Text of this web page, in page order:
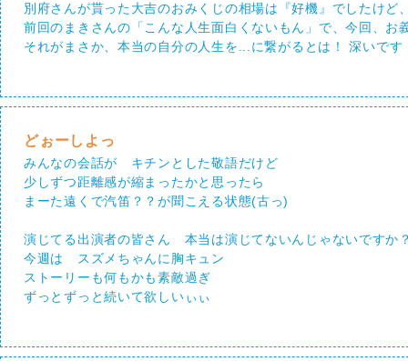
別府さんが貰った大吉のおみくじの相場は『好機』でしたけど
前回のまきさんの「こんな人生面白くないもん」で、今回、お
それがまさか、本当の自分の人生を...に繋がるとは！ 深いです
どぉーしよっ
みんなの会話が キチンとした敬語だけど
少しずつ距離感が縮まったかと思ったら
まーた遠くで汽笛？？が聞こえる状態(古っ)
演じてる出演者の皆さん 本当は演じてないんじゃないですか
今週は スズメちゃんに胸キュン
ストーリーも何もかも素敵過ぎ
ずっとずっと続いて欲しいぃぃ